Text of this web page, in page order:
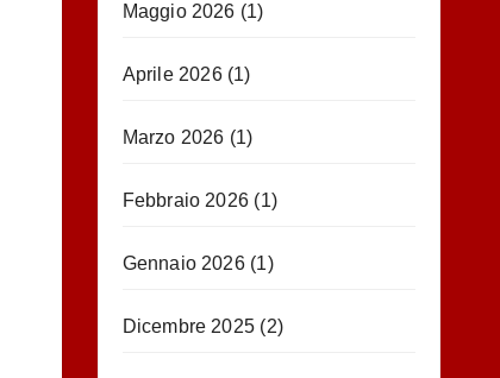
Maggio 2026 (1)
Aprile 2026(1)
Marzo 2026 (1)
Febbraio 2026 (1)
Gennaio 2026(1)
Dicembre 2025 (2)